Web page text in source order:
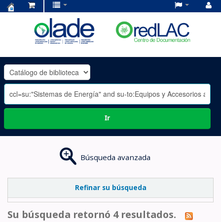
OLADE
-
Ir
Búsqueda avanzada
Refinar su búsqueda
Su búsqueda retornó 4 resultados.